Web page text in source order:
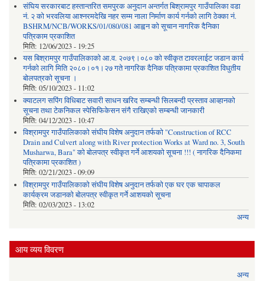
संघिय सरकारबाट हस्तान्तरित समपुरक अनुदान अन्तर्गत बिश्रामपुर गाउँपालिका वडा
नं. २ को भरवलिया आश्नरमदेखि नहर सम्म नाला निर्माण कार्य गर्नको लागि ठेक्का नं.
BSHRM/NCB/WORKS/01/080/081 आह्वन को सूचान नागरिक दैनिका
पत्रिकाम प्रकाशित
मिति: 12/06/2023 - 19:25
यस बिश्रामपुर गाउँपालिकाको आ.व. २०७९।०८० को स्वीकृत टावरलाईट जडान कार्य
गर्नको लागि मिति २०८०।०१।२७ गते नागरिक दैनिक पत्रिकामा प्रकाशित विधुतीय
बोलपत्रको सूचना ।
मिति: 05/10/2023 - 11:02
क्याटलग सपिंग विधिबाट सवारी साधन खरिद सम्बन्धी सिलबन्दी प्रस्ताव आव्हानको
सूचना तथा टेकनिकल स्पेसिफिकेसन संगै राखिएको सम्बन्धी जानकारी
मिति: 04/12/2023 - 10:47
विश्रामपुर गाउँपालिकाको संघीय विशेष अनुदान तर्फको "Construction of RCC
Drain and Culvert along with River protection Works at Ward no. 3, South
Musharwa, Bara" को बोलपत्र स्वीकृत गर्ने आशयको सूचना !!! ( नागरिक दैनिकमा
पत्रिकामा प्रकाशित )
मिति: 02/21/2023 - 09:09
विश्रामपुर गाउँपालिकाको संघीय विशेष अनुदान तर्फको एक घर एक चापाकल
कार्यक्रम जडानको बोलपत्र स्वीकृत गर्ने आशयको सूचना
मिति: 02/03/2023 - 13:02
अन्य
आय व्यय विवरण
अन्य